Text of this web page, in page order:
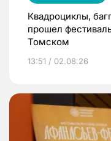
Квадроциклы,
прошел
Томском
13:51 / 02.08.26